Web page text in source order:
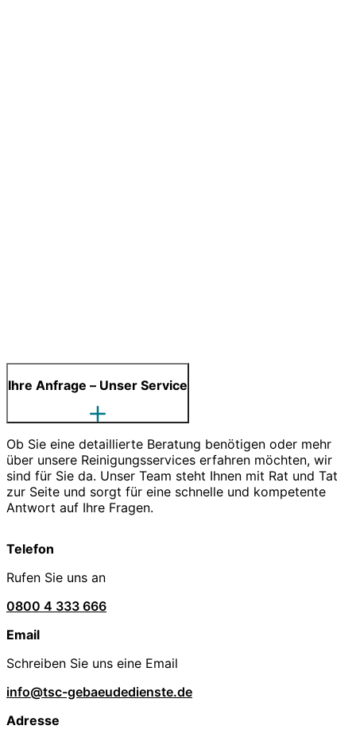
Ihre Anfrage – Unser Service
Ob Sie eine detaillierte Beratung benötigen oder mehr
über unsere Reinigungsservices erfahren möchten, wir
sind für Sie da. Unser Team steht Ihnen mit Rat und Tat
zur Seite und sorgt für eine schnelle und kompetente
Antwort auf Ihre Fragen.
Telefon
Rufen Sie uns an
0800 4 333 666
Email
Schreiben Sie uns eine Email
info@tsc-gebaeudedienste.de
Adresse